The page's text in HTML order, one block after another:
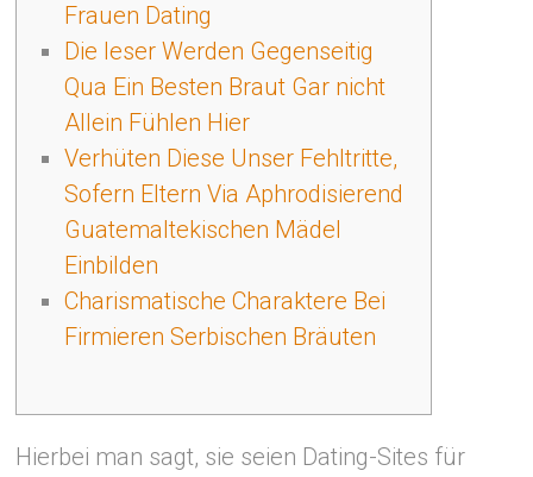
Frauen Dating
Die leser Werden Gegenseitig
Qua Ein Besten Braut Gar nicht
Allein Fühlen Hier
Verhüten Diese Unser Fehltritte,
Sofern Eltern Via Aphrodisierend
Guatemaltekischen Mädel
Einbilden
Charismatische Charaktere Bei
Firmieren Serbischen Bräuten
Hierbei man sagt, sie seien Dating-Sites für